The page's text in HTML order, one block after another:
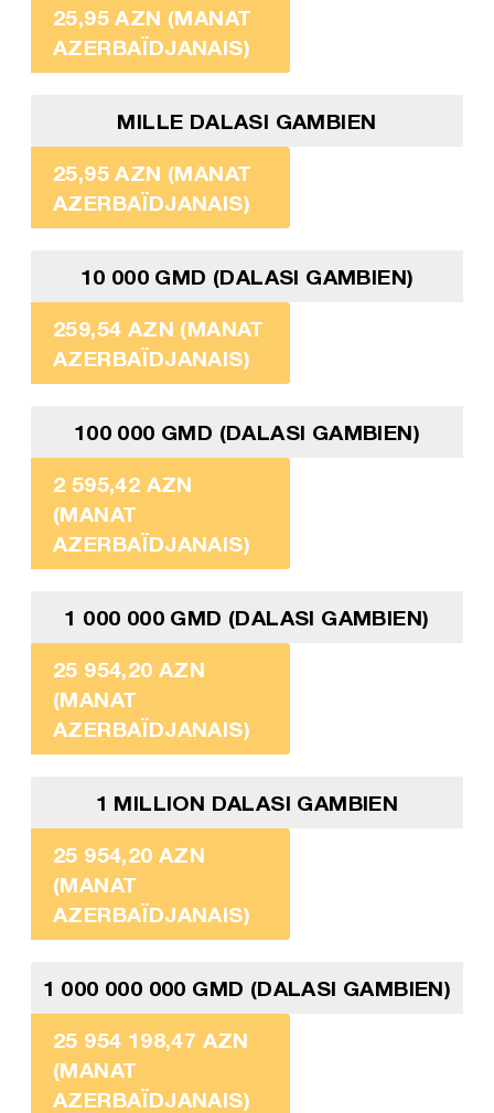
25,95 AZN (MANAT
AZERBAÏDJANAIS)
MILLE DALASI GAMBIEN
25,95 AZN (MANAT
AZERBAÏDJANAIS)
10 000 GMD (DALASI GAMBIEN)
259,54 AZN (MANAT
AZERBAÏDJANAIS)
100 000 GMD (DALASI GAMBIEN)
2 595,42 AZN
(MANAT
AZERBAÏDJANAIS)
1 000 000 GMD (DALASI GAMBIEN)
25 954,20 AZN
(MANAT
AZERBAÏDJANAIS)
1 MILLION DALASI GAMBIEN
25 954,20 AZN
(MANAT
AZERBAÏDJANAIS)
1 000 000 000 GMD (DALASI GAMBIEN)
25 954 198,47 AZN
(MANAT
AZERBAÏDJANAIS)